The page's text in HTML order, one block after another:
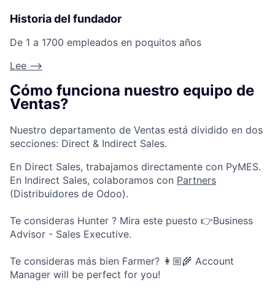
Historia del fundador
De 1 a 1700 empleados en poquitos años
Lee -->
Cómo funciona nuestro equipo de
Ventas?
Nuestro departamento de Ventas está dividido en dos
secciones: Direct & Indirect Sales.
En Direct Sales, trabajamos directamente con PyMES.
En Indirect Sales, colaboramos con Partners
(Distribuidores de Odoo).
Te consideras Hunter ? Mira este puesto 👉Business
Advisor - Sales Executive.
Te consideras más bien Farmer? 👩🏼‍🌾 Account
Manager will be perfect for you!